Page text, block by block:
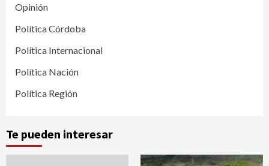
Opinión
Política Córdoba
Política Internacional
Política Nación
Política Región
Te pueden interesar